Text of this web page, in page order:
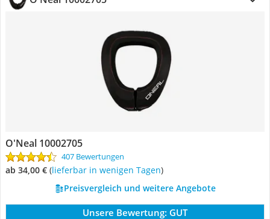
O'Neal 10002705
407 Bewertungen
ab 34,00 € ( Lieferbar in wenigen Tagen)
Preisvergleich und weitere Angebote
Unsere Bewertung: GUT